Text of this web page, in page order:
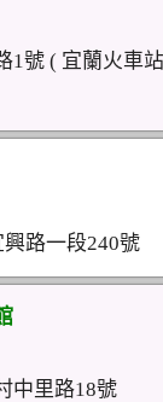
1號 ( 宜蘭火車
路一段240號
中里路18號